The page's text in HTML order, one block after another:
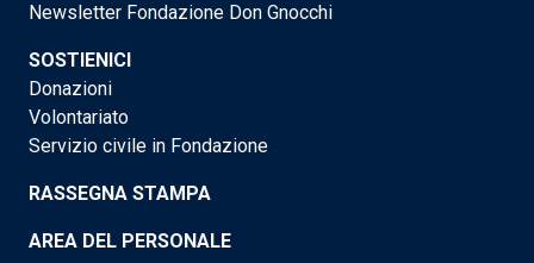
Newsletter Fondazione Don Gnocchi
SOSTIENICI
Donazioni
Volontariato
Servizio civile in Fondazione
RASSEGNA STAMPA
AREA DEL PERSONALE